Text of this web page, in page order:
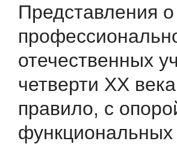
Представления
отечественных
четверти XX
правило, с